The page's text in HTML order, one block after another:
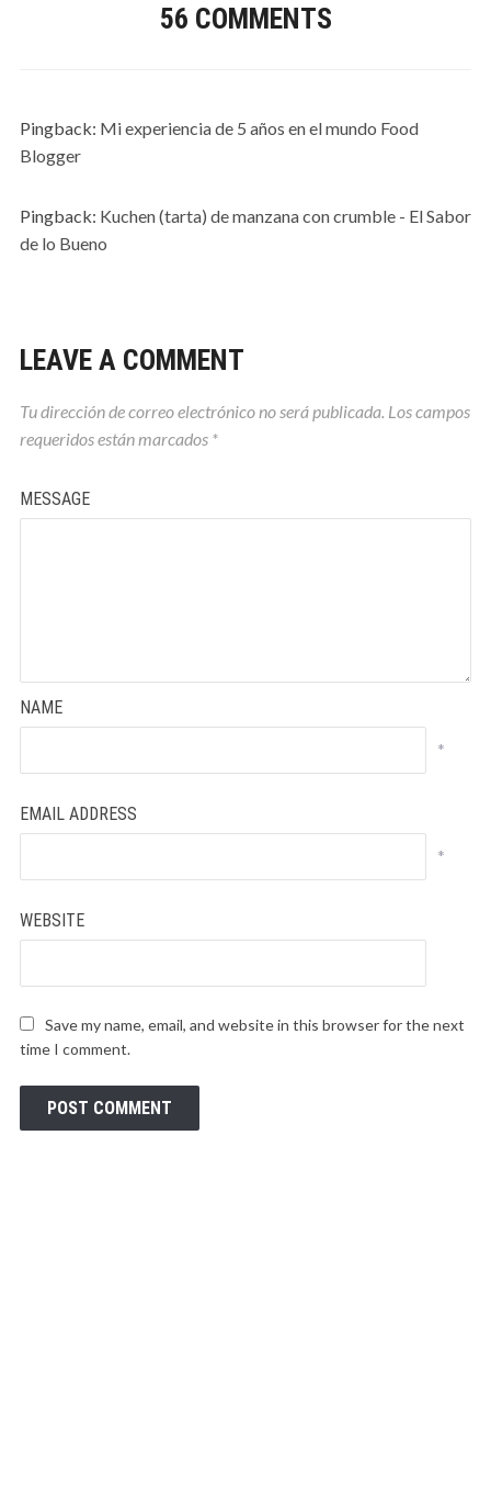
56 COMMENTS
Pingback: Mi experiencia de 5 años en el mundo Food
Blogger
Pingback: Kuchen (tarta) de manzana con crumble - El Sabor
de lo Bueno
LEAVE A COMMENT
Tu dirección de correo electrónico no será publicada. Los campos
requeridos están marcados *
MESSAGE
NAME
*
EMAIL ADDRESS
*
WEBSITE
Save my name, email, and website in this browser for the next
time I comment.